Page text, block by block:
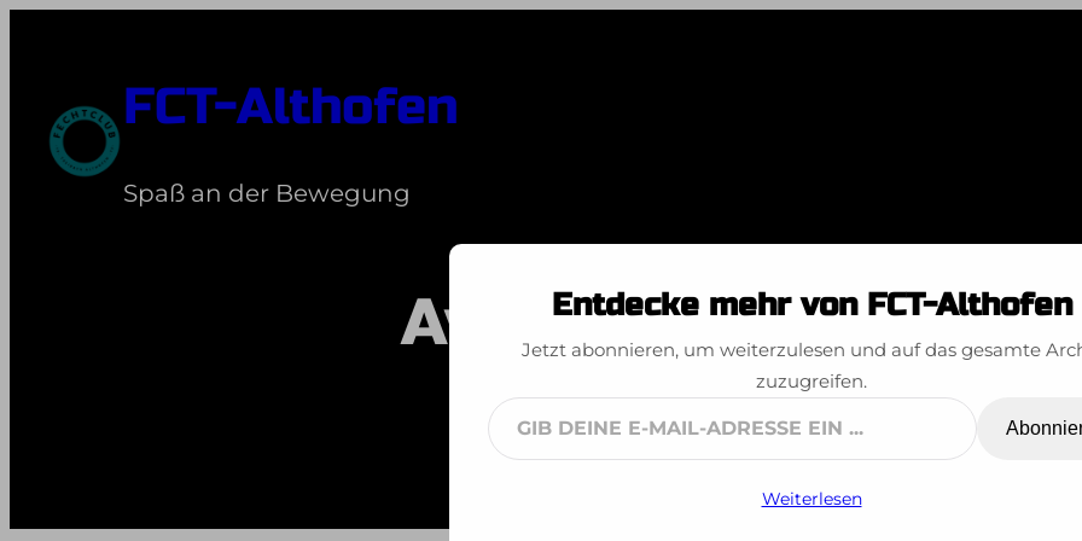
springen FCT-Althofen
Spaß an der Bewegung
AvW Jugendcup
Entdecke mehr von FCT-Althofen
Jetzt abonnieren, um weiterzulesen und auf das gesamte
zuzugreifen.
Gib
deine
Weiterlesen